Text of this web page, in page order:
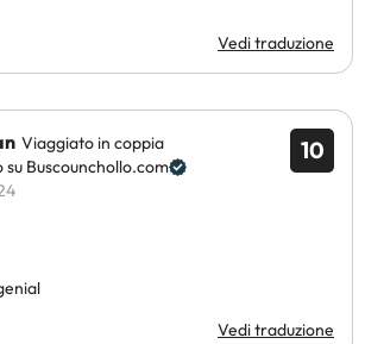
Vedi traduzione
10
Viaggiato in coppia
Buscounchollo.com
Vedi traduzione